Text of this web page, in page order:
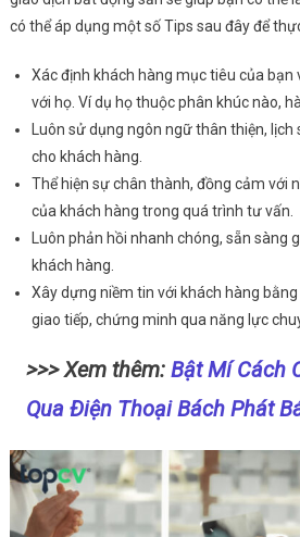
có thể áp dụng một số Tips sau đây để
Xác định khách hàng mục tiêu của bạn
với họ. Ví dụ họ thuộc phân khúc nào,
Luôn sử dụng ngôn ngữ thân thiện,
cho khách hàng.
Thể hiện sự chân thành, đồng cảm với
của khách hàng trong quá trình tư vấn.
Luôn phản hồi nhanh chóng, sẵn sàng
khách hàng.
Xây dựng niềm tin với khách hàng
giao tiếp, chứng minh qua năng lực
>>> Xem thêm: Bật Mí Cách
Qua Điện Thoại Bách Phát